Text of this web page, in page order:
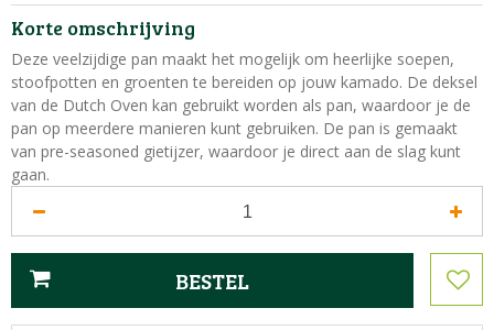
Korte omschrijving
Deze veelzijdige pan maakt het mogelijk om heerlijke soepen,
stoofpotten en groenten te bereiden op jouw kamado. De deksel
van de Dutch Oven kan gebruikt worden als pan, waardoor je de
pan op meerdere manieren kunt gebruiken. De pan is gemaakt
van pre-seasoned gietijzer, waardoor je direct aan de slag kunt
gaan.